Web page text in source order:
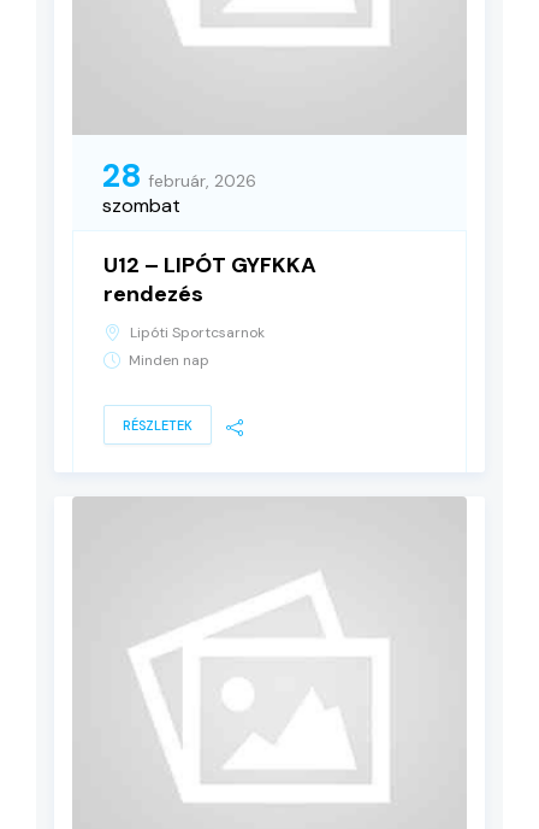
28 február, 2026
szombat
U12 – LIPÓT GYFKKA
rendezés
Lipóti Sportcsarnok
Minden nap
RÉSZLETEK